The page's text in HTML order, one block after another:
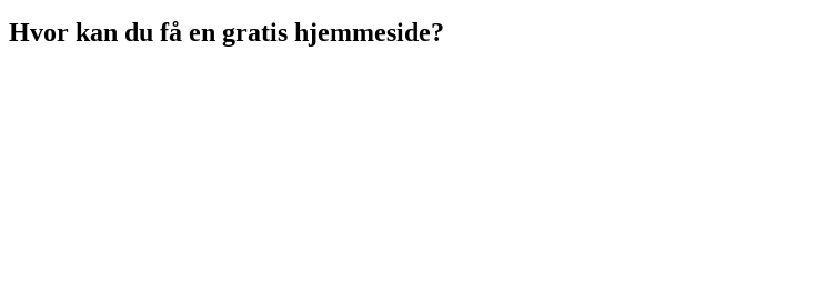
Hvor kan du få en gratis hjemmeside?